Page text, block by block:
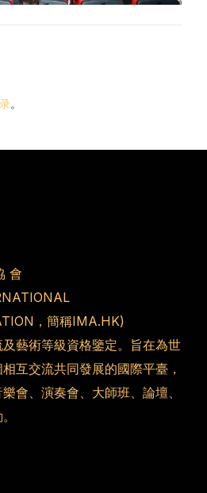
。
會
，簡稱IMA.HK)
藝術等級資格鑒定。旨在為世
互交流共同發展的國際平臺，
會、演奏會、大師班、論壇、